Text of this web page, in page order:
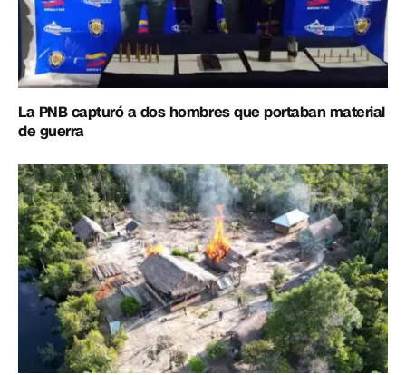
La PNB capturó a dos hombres que portaban material
de guerra